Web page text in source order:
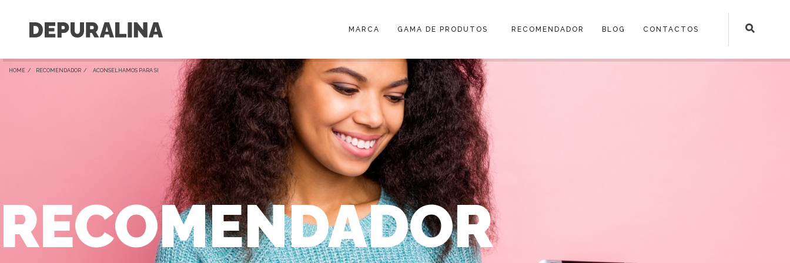
MARCA GAMA DE PRODUTOS RECOMENDADOR BLOG CONTACTOS
HOME / RECOMENDADOR / ACONSELHAMOS PARA SI
RECOMENDADOR